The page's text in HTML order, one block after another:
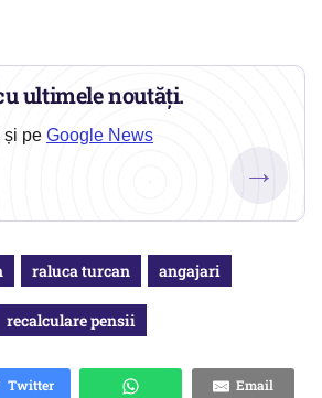
ultimele noutăți.
și pe Google News
→
raluca turcan angajari
recalculare pensii
Twitter
Email